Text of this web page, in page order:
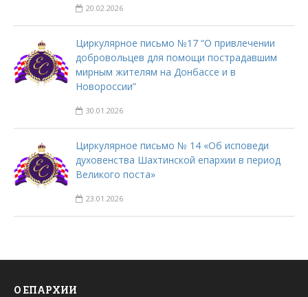
20.02.2026
Циркулярное письмо №17 “О привлечении
добровольцев для помощи пострадавшим
мирным жителям на Донбассе и в
Новороссии”
30.01.2026
Циркулярное письмо № 14 «Об исповеди
духовенства Шахтинской епархии в период
Великого поста»
23.01.2026
О ЕПАРХИИ